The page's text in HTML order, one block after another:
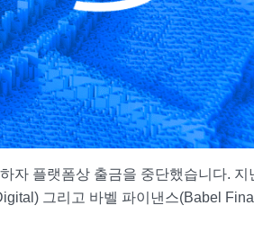
자 플랫폼상 출금을 중단했습니다. 지
그리고 바벨 파이낸스(Babel